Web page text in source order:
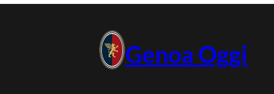
Genoa Oggi